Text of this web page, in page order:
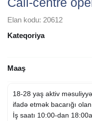
Elan kodu: 20612
Kateqoriya
Maaş
18-28 yaş aktiv
ifadə etmək bacarığı
İş saatı 10:00-dan